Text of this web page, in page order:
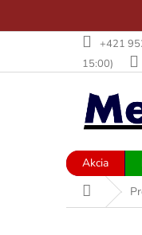
obsah
+421
15:00)
Akcia
Domov